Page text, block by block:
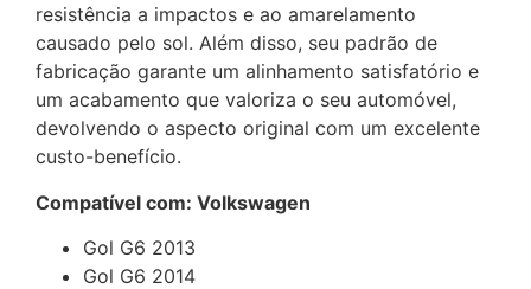
resistência a impactos e ao amarelamento
causado pelo sol. Além disso, seu padrão de
fabricação garante um alinhamento satisfatório e
um acabamento que valoriza o seu automóvel,
devolvendo o aspecto original com um excelente
custo-benefício.
Compatível com: Volkswagen
Gol G6 2013
Gol G6 2014